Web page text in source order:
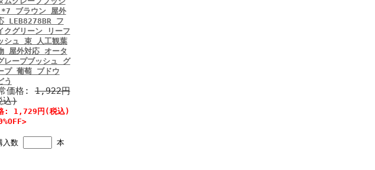
*7 ブラウン 屋外
LEB8278BR フ
クグリーン リーフ
シュ 束 人工観葉
屋外対応 オータ
レープブッシュ グ
プ 葡萄 ブドウ
う
価格:1,922円
込)
: 1,729円(税込)
入数 本